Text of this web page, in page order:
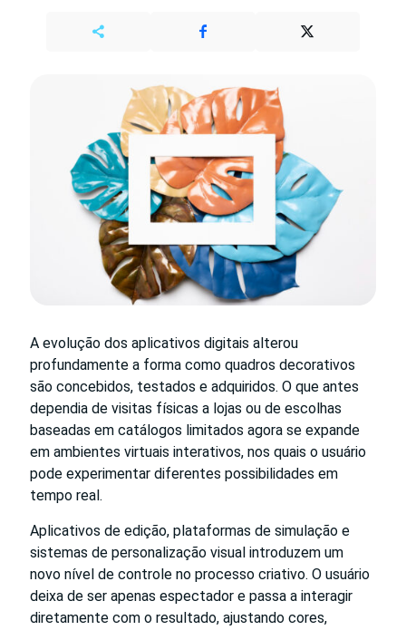
A evolução dos aplicativos digitais alterou
profundamente a forma como quadros decorativos
são concebidos, testados e adquiridos. O que antes
dependia de visitas físicas a lojas ou de escolhas
baseadas em catálogos limitados agora se expande
em ambientes virtuais interativos, nos quais o usuário
pode experimentar diferentes possibilidades em
tempo real.
Aplicativos de edição, plataformas de simulação e
sistemas de personalização visual introduzem um
novo nível de controle no processo criativo. O usuário
deixa de ser apenas espectador e passa a interagir
diretamente com o resultado, ajustando cores,